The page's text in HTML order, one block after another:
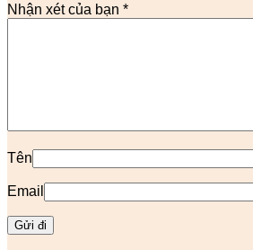
Nhận xét của bạn *
Tên
Email